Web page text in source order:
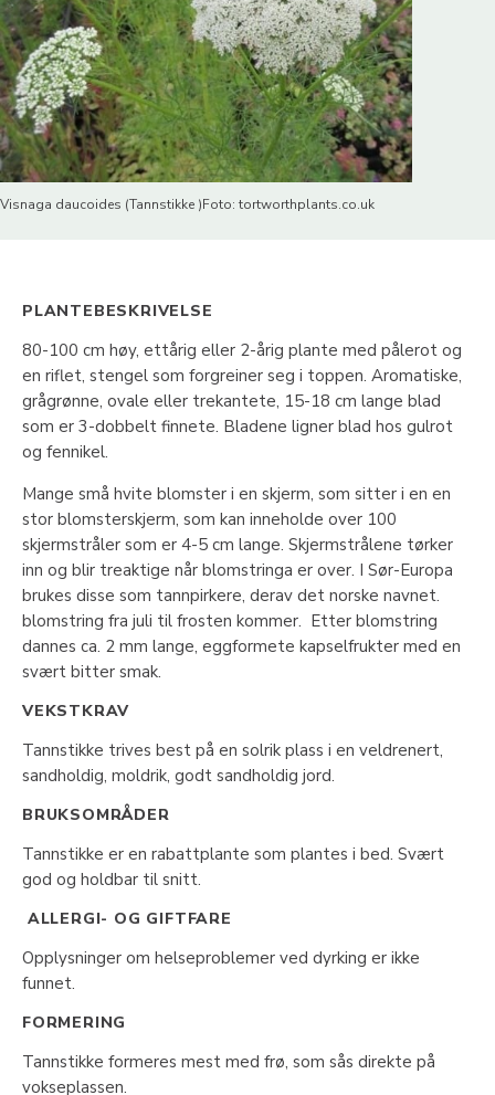
Visnaga daucoides (Tannstikke )Foto: tortworthplants.co.uk
PLANTEBESKRIVELSE
80-100 cm høy, ettårig eller 2-årig plante med pålerot og
en riflet, stengel som forgreiner seg i toppen. Aromatiske,
grågrønne, ovale eller trekantete, 15-18 cm lange blad
som er 3-dobbelt finnete. Bladene ligner blad hos gulrot
og fennikel.
Mange små hvite blomster i en skjerm, som sitter i en en
stor blomsterskjerm, som kan inneholde over 100
skjermstråler som er 4-5 cm lange. Skjermstrålene tørker
inn og blir treaktige når blomstringa er over. I Sør-Europa
brukes disse som tannpirkere, derav det norske navnet.
blomstring fra juli til frosten kommer. Etter blomstring
dannes ca. 2 mm lange, eggformete kapselfrukter med en
svært bitter smak.
VEKSTKRAV
Tannstikke trives best på en solrik plass i en veldrenert,
sandholdig, moldrik, godt sandholdig jord.
BRUKSOMRÅDER
Tannstikke er en rabattplante som plantes i bed. Svært
god og holdbar til snitt.
ALLERGI- OG GIFTFARE
Opplysninger om helseproblemer ved dyrking er ikke
funnet.
FORMERING
Tannstikke formeres mest med frø, som sås direkte på
vokseplassen.